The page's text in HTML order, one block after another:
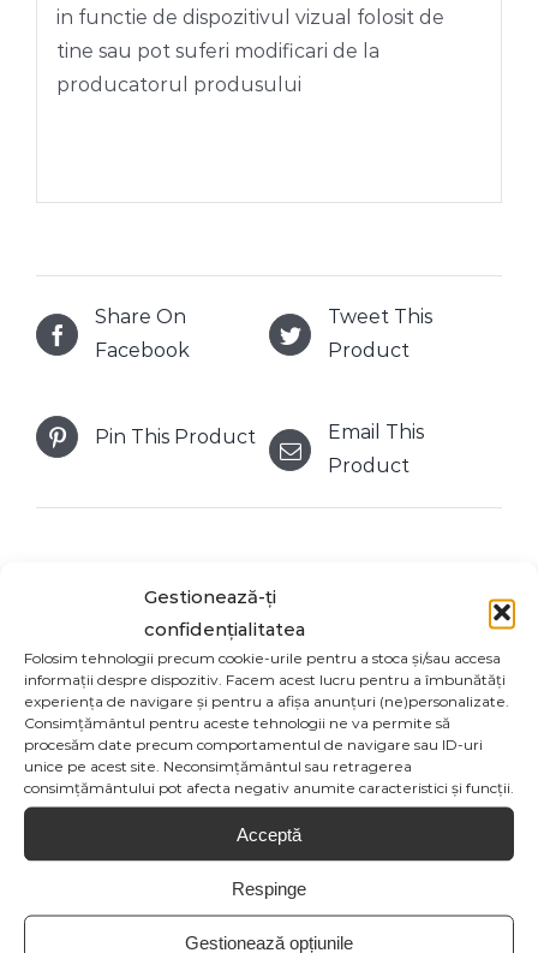
Gestionează-ți
confidențialitatea
Folosim tehnologii precum cookie-urile pentru a stoca și/sau accesa
informații despre dispozitiv. Facem acest lucru pentru a îmbunătăți
experiența de navigare și pentru a afișa anunțuri (ne)personalizate.
Consimțământul pentru aceste tehnologii ne va permite să
procesăm date precum comportamentul de navigare sau ID-uri
unice pe acest site. Neconsimțământul sau retragerea
consimțământului pot afecta negativ anumite caracteristici și funcții.
Acceptă
Respinge
Gestionează opțiunile
in functie de dispozitivul vizual folosit de
tine sau pot suferi modificari de la
producatorul produsului
Share On
Facebook
Tweet This
Product
Pin This Product
Email This
Product
Produse similare
VAS CERAMIC REN
SELECT OPTIONS
/
VAS CERAMIC
63,80lei